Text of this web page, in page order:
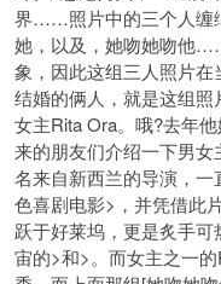
界……照片中的三个人缠
她，以及，她吻她吻他
象，因此这组三人照片
结婚的俩人，就是这组照
女主Rita Ora。哦?去年
来的朋友们介绍一下男女
名来自新西兰的导演，
色喜剧电影>，并凭借此
跃于好莱坞，更是炙手
宙的>和>。而女主之一